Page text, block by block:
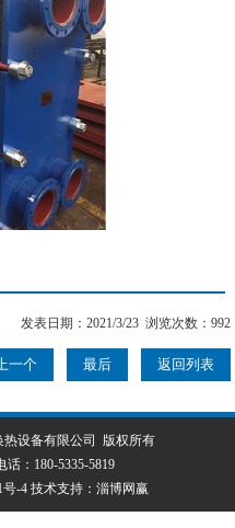
发表日期：2021/3/23 浏览次数：992
上一个 最后 返回列表
热设备有限公司 版权所有
话： 180-5335-5819
号-4 技术支持：淄博网赢